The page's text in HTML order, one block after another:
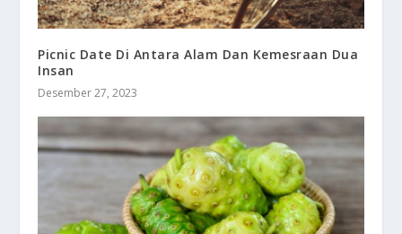
Picnic Date Di Antara Alam Dan Kemesraan Dua
Insan
Desember 27, 2023